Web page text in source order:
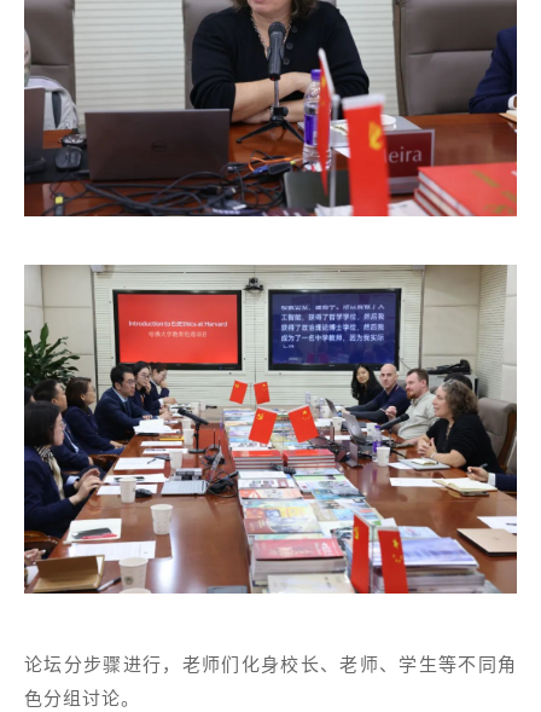
论坛分步骤进行，老师们化身校长、老师、学生等不同角
色分组讨论。